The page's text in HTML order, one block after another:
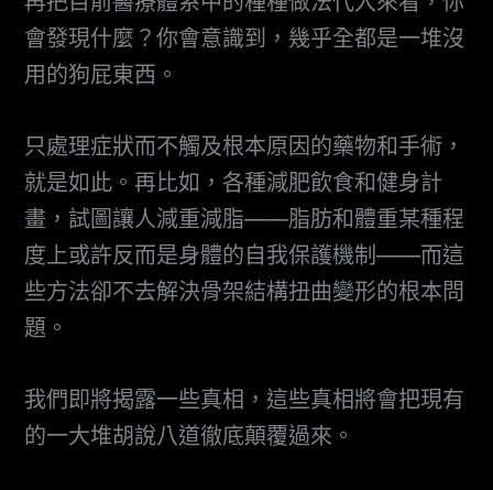
會發現什麼？你會意識到，幾乎全都是一堆沒
用的狗屁東西。
只處理症狀而不觸及根本原因的藥物和手術，
就是如此。再比如，各種減肥飲食和健身計
畫，試圖讓人減重減脂——脂肪和體重某種程
度上或許反而是身體的自我保護機制——而這
些方法卻不去解決骨架結構扭曲變形的根本問
題。
我們即將揭露一些真相，這些真相將會把現有
的一大堆胡說八道徹底顛覆過來。